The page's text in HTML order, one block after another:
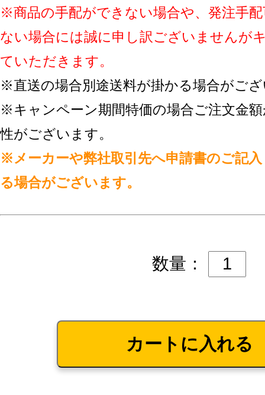
※商品の手配ができない場合や、発注手
ない場合には誠に申し訳ございませんが
ていただきます。
※直送の場合別途送料が掛かる場合がご
※キャンペーン期間特価の場合ご注文金
性がございます。
※メーカーや弊社取引先へ申請書のご記
る場合がございます。
数量：